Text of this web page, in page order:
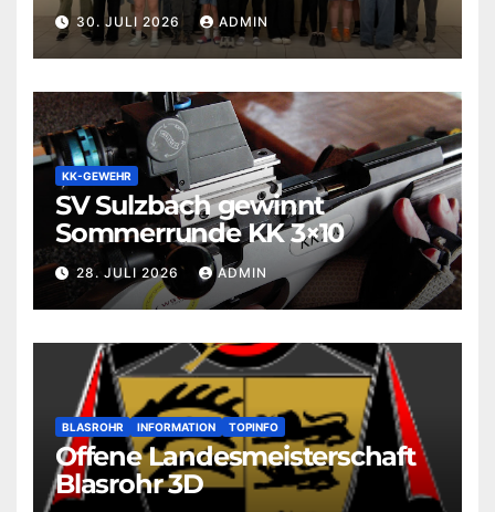
30. JULI 2026 ADMIN
KK-GEWEHR
SV Sulzbach gewinnt
Sommerrunde KK 3×10
28. JULI 2026 ADMIN
BLASROHR INFORMATION TOPINFO
Offene Landesmeisterschaft
Blasrohr 3D